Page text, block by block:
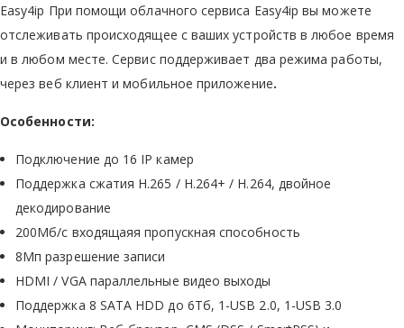
Easy4ip При помощи облачного сервиса Easy4ip вы можете
отслеживать происходящее с ваших устройств в любое время
и в любом месте. Сервис поддерживает два режима работы,
через веб клиент и мобильное приложение.
Особенности:
Подключение до 16 IP камер
Поддержка сжатия H.265 / H.264+ / H.264, двойное
декодирование
200Мб/с входящаяя пропускная способность
8Мп разрешение записи
HDMI / VGA параллельные видео выходы
Поддержка 8 SATA HDD до 6Тб, 1-USB 2.0, 1-USB 3.0